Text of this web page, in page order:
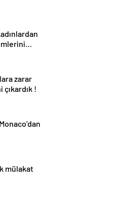
zarar
!
mülakat